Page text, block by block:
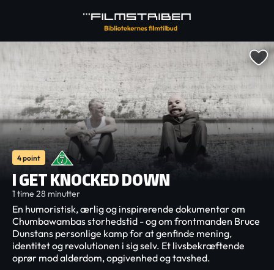
4 point
I GET KNOCKED DOWN
1 time 28 minutter
En humoristisk, ærlig og inspirerende dokumentar om
Chumbawambas storhedstid - og om frontmanden Bruce
Dunstans personlige kamp for at genfinde mening,
identitet og revolutionen i sig selv. Et livsbekræftende
oprør mod alderdom, opgivenhed og tavshed.